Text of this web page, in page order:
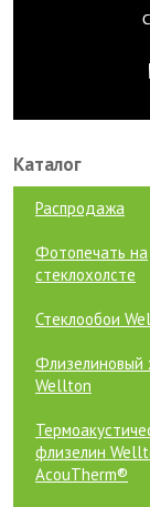
Каталог
Распродажа
Фотопечать на
стеклохолсте
Стеклообои
Флизелиновый
Wellton
флизелин
AcouTherm®